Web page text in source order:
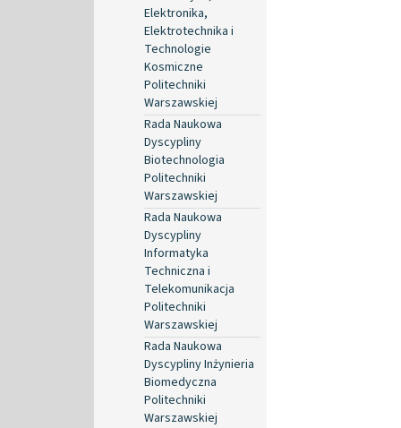
Elektronika,
Elektrotechnika i
Technologie
Kosmiczne
Politechniki
Warszawskiej
Rada Naukowa
Dyscypliny
Biotechnologia
Politechniki
Warszawskiej
Rada Naukowa
Dyscypliny
Informatyka
Techniczna i
Telekomunikacja
Politechniki
Warszawskiej
Rada Naukowa
Dyscypliny Inżynieria
Biomedyczna
Politechniki
Warszawskiej